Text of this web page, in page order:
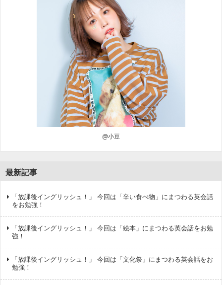
@小豆
最新記事
「放課後イングリッシュ！」 今回は「辛い食べ物」にまつわる英会話
をお勉強！
「放課後イングリッシュ！」 今回は「絵本」にまつわる英会話をお勉
強！
「放課後イングリッシュ！」 今回は「文化祭」にまつわる英会話をお
勉強！